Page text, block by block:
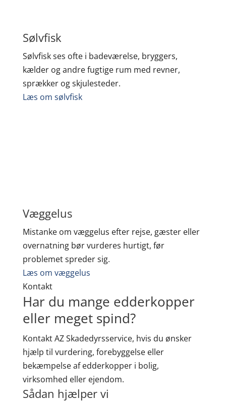
Sølvfisk
Sølvfisk ses ofte i badeværelse, bryggers,
kælder og andre fugtige rum med revner,
sprækker og skjulesteder.
Læs om sølvfisk
Væggelus
Mistanke om væggelus efter rejse, gæster eller
overnatning bør vurderes hurtigt, før
problemet spreder sig.
Læs om væggelus
Kontakt
Har du mange edderkopper
eller meget spind?
Kontakt AZ Skadedyrsservice, hvis du ønsker
hjælp til vurdering, forebyggelse eller
bekæmpelse af edderkopper i bolig,
virksomhed eller ejendom.
Sådan hjælper vi